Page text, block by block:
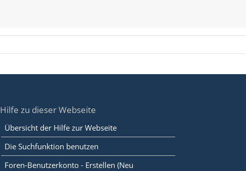
Hilfe zu dieser Webseite
Übersicht der Hilfe zur Webseite
Die Suchfunktion benutzen
Foren-Benutzerkonto - Erstellen (Neu